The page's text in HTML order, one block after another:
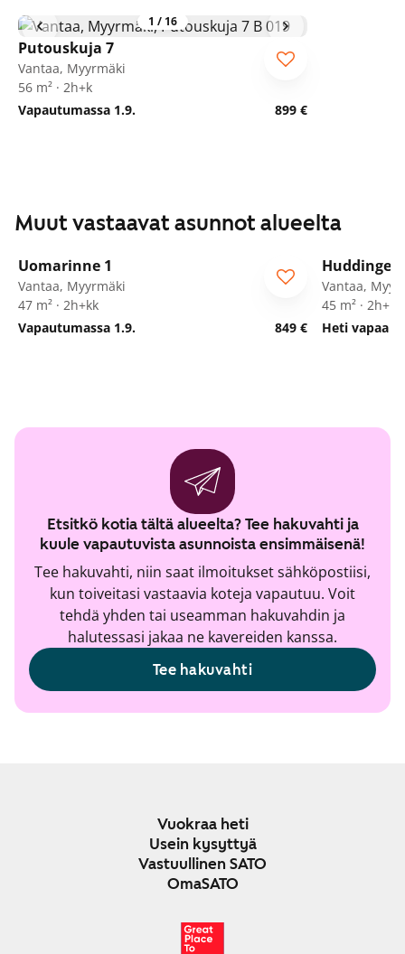
1 / 16
Putouskuja 7
Vantaa, Myyrmäki
56 m² · 2h+k
Vapautumassa 1.9.
899 €
Muut vastaavat asunnot alueelta
Uomarinne 1
Vantaa, Myyrmäki
47 m² · 2h+kk
Vapautumassa 1.9.
849 €
ARA
Vantaa,
45 m² · 2h+kk
Heti vapaa
Etsitkö kotia tältä alueelta? Tee hakuvahti ja
kuule vapautuvista asunnoista ensimmäisenä!
Tee hakuvahti, niin saat ilmoitukset sähköpostiisi,
kun toiveitasi vastaavia koteja vapautuu. Voit
tehdä yhden tai useamman hakuvahdin ja
halutessasi jakaa ne kavereiden kanssa.
Tee hakuvahti
Vuokraa heti
Usein kysyttyä
Vastuullinen SATO
OmaSATO